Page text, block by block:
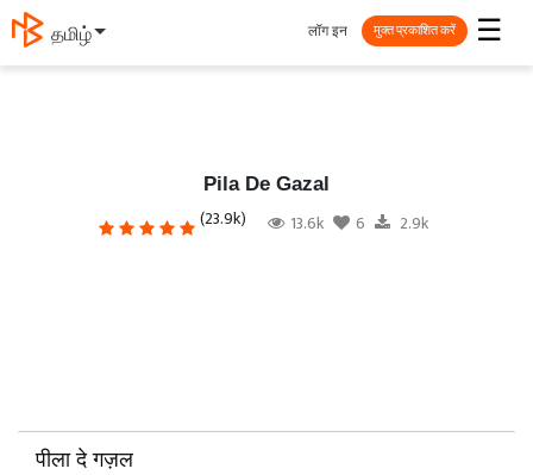
தமிழ் ☰
लॉग इन मुक्त प्रकाशित करें
Pila De Gazal
(23.9k) 13.6k 6 2.9k
पीला दे गज़ल